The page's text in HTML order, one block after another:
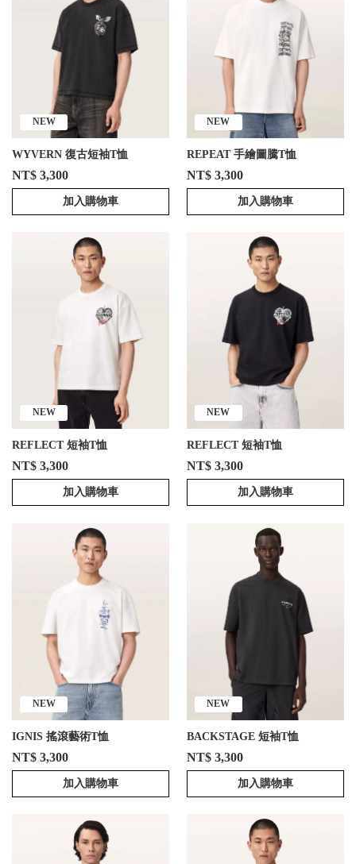
NEW
WYVERN 復古短袖T恤
NT$ 3,300
加入購物車
NEW
REPEAT 手繪圖騰T恤
NT$ 3,300
加入購物車
NEW
REFLECT 短袖T恤
NT$ 3,300
加入購物車
NEW
REFLECT 短袖T恤
NT$ 3,300
加入購物車
NEW
IGNIS 搖滾藝術T恤
NT$ 3,300
加入購物車
NEW
BACKSTAGE 短袖T恤
NT$ 3,300
加入購物車